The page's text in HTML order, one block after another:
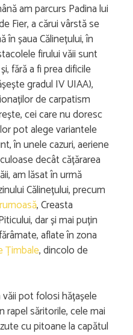
am parcurs Padina lui
Fier, a cărui vârstă se
în șaua Călinețului, în
firului văii sunt
fără a fi prea dificile
gradul IV UIAA),
de carpatism
cei care nu doresc
pot alege variantele
în unele cazuri, aeriene
decât cățărarea
am lăsat în urmă
Călinețului, precum
, Creasta
dar și mai puțin
aflate în zona
Țimbale, dincolo de
pot folosi hățașele
săritorile, cele mai
cu pitoane la capătul